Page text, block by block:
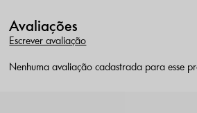
Avaliações
Escrever avaliação
Nenhuma avaliação cadastrada para esse